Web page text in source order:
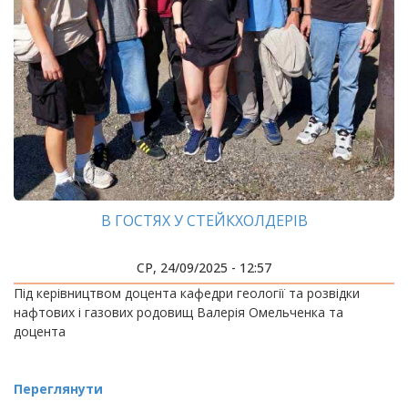
В ГОСТЯХ У СТЕЙКХОЛДЕРІВ
СР, 24/09/2025 - 12:57
Під керівництвом доцента кафедри геології та розвідки
нафтових і газових родовищ Валерія Омельченка та
доцента
Переглянути